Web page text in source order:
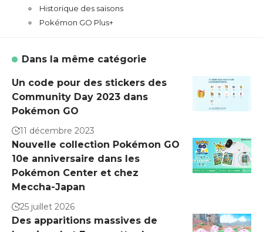
Historique des saisons
Pokémon GO Plus+
Dans la même catégorie
Un code pour des stickers des
Community Day 2023 dans
Pokémon GO
11 décembre 2023
Nouvelle collection Pokémon GO
10e anniversaire dans les
Pokémon Center et chez
Meccha-Japan
25 juillet 2026
Des apparitions massives de